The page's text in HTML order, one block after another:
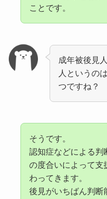
ことです。
成年被後見
人というの
つですね？
そうです。
認知症などによる判
の度合いによって支
わってきます。
後見がいちばん判断